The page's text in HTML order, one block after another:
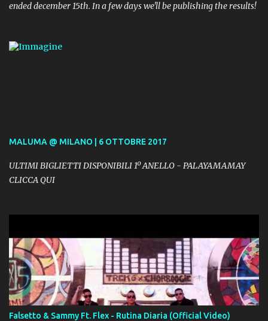
ended december 15th. In a few days we'll be publishing the results!
MALUMA @ MILANO | 6 OTTOBRE 2017
ULTIMI BIGLIETTI DISPONIBILI 1º ANELLO - PALAYAMAMAY
CLICCA QUI
Falsetto & Sammy Ft. Flex - Rutina Diaria (Official Video)